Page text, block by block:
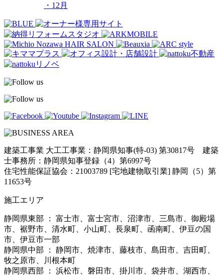
・12月
建築工事業 大工工事業：静岡県知事(特-03) 第30817号 建築
士事務所：静岡県知事登録（4）第6997号
住宅性能保証協会：21003789 [宅地建物取引業] 静岡（5）第
11653号
施工エリア
静岡県東部 ： 富士市、富士宮市、沼津市、三島市、御殿場
市、裾野市、清水町、小山町、長泉町、函南町、伊豆の国
市、伊豆市一部
静岡県中部 ： 静岡市、焼津市、藤枝市、島田市、吉田町、
牧之原市、川根本町
静岡県西部 ： 浜松市、磐田市、掛川市、袋井市、湖西市、